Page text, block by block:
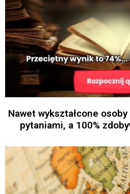
Nawet wykształcone
pytaniami, a 100%